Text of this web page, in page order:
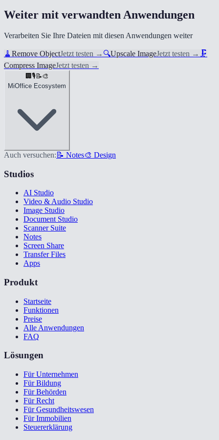
Weiter mit verwandten Anwendungen
Verarbeiten Sie Ihre Dateien mit diesen Anwendungen weiter
🧹 Remove ObjectJetzt testen → 🔍Upscale ImageJetzt testen → 🗜️
Compress ImageJetzt testen →
🏢 🎙️ 📝🎨
MiOffice Ecosystem
Auch versuchen: 📝 Notes🎨 Design
Studios
AI Studio
Video & Audio Studio
Image Studio
Document Studio
Scanner Suite
Notes
Screen Share
Transfer Files
Apps
Produkt
Startseite
Funktionen
Preise
Alle Anwendungen
FAQ
Lösungen
Für Unternehmen
Für Bildung
Für Behörden
Für Recht
Für Gesundheitswesen
Für Immobilien
Steuererklärung